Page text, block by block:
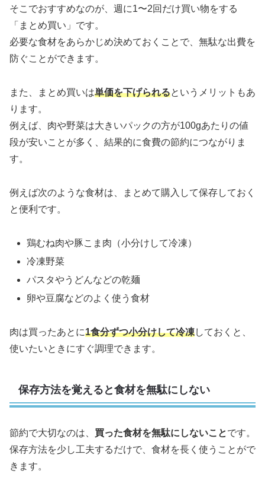
そこでおすすめなのが、週に1〜2回だけ買い物をする
「まとめ買い」です。
必要な食材をあらかじめ決めておくことで、無駄な出費を
防ぐことができます。
また、まとめ買いは単価を下げられるというメリットもあ
ります。
例えば、肉や野菜は大きいパックの方が100gあたりの値
段が安いことが多く、結果的に食費の節約につながりま
す。
例えば次のような食材は、まとめて購入して保存しておく
と便利です。
鶏むね肉や豚こま肉（小分けして冷凍）
冷凍野菜
パスタやうどんなどの乾麺
卵や豆腐などのよく使う食材
肉は買ったあとに1食分ずつ小分けして冷凍しておくと、
使いたいときにすぐ調理できます。
保存方法を覚えると食材を無駄にしない
節約で大切なのは、 買った食材を無駄にしないことです。
保存方法を少し工夫するだけで、食材を長く使うことがで
きます。